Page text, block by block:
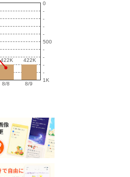
422K
422K 422K
422K
8/8 8/9
0
-
-
-
-
500
-
-
-
-
1K